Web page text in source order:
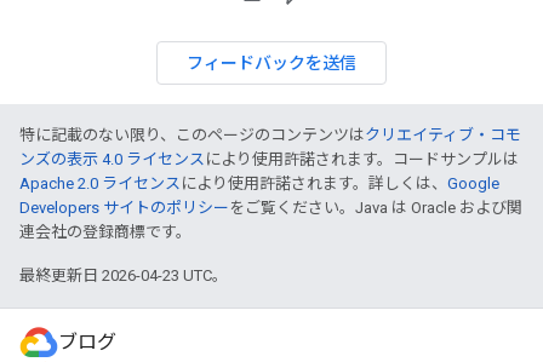
フィードバックを送信
特に記載のない限り、このページのコンテンツはクリエイティブ・コモ
ンズの表示 4.0 ライセンス により使用許諾されます。コードサンプルは
Apache 2.0 ライセンス により使用許諾されます。詳しくは、 Google
Developers サイトのポリシー をご覧ください。Java は Oracle および関
連会社の登録商標です。
最終更新日 2026-04-23 UTC。
ブログ